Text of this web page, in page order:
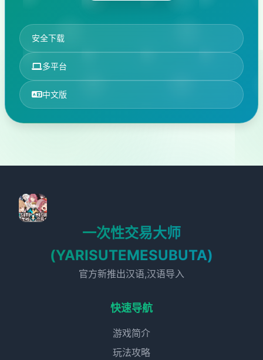
安全下载
多平台
中文版
一次性交易大师
(YARISUTEMESUBUTA)
官方新推出汉语,汉语导入
快速导航
游戏简介
玩法攻略